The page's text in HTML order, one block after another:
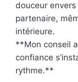
douceur
partenaire,
intérieure.
**Mon conseil
confiance
rythme.**